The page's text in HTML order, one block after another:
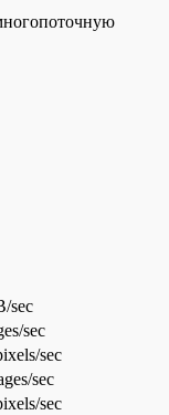
sec
sec
sec
sec
sec